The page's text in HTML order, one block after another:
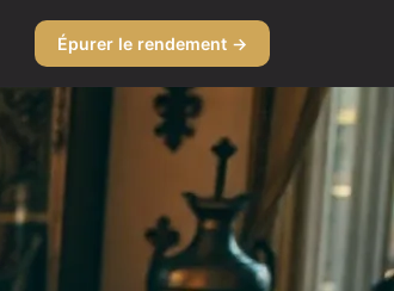
Épurer le rendement →